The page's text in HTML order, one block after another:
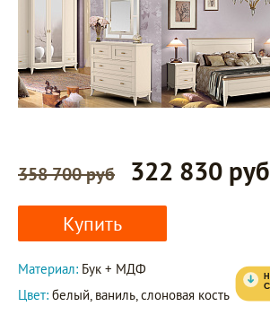
358 700 руб 322 830 руб
Купить
Материал: Бук + МДФ
Цвет: белый, ваниль, слоновая кость